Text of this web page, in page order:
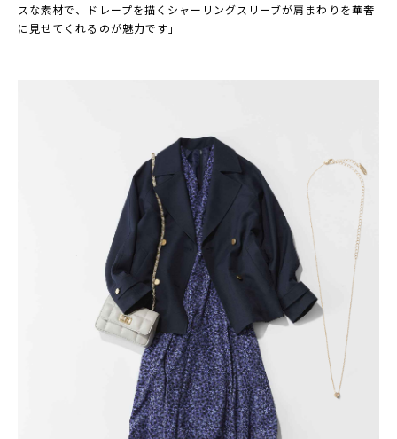
スな素材で、ドレープを描くシャーリングスリーブが肩まわりを華奢
に見せてくれるのが魅力です」